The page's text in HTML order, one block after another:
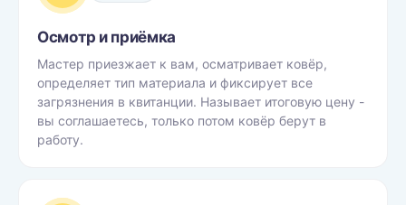
Осмотр и приёмка
Мастер приезжает к вам, осматривает ковёр,
определяет тип материала и фиксирует все
загрязнения в квитанции. Называет итоговую цену -
вы соглашаетесь, только потом ковёр берут в
работу.